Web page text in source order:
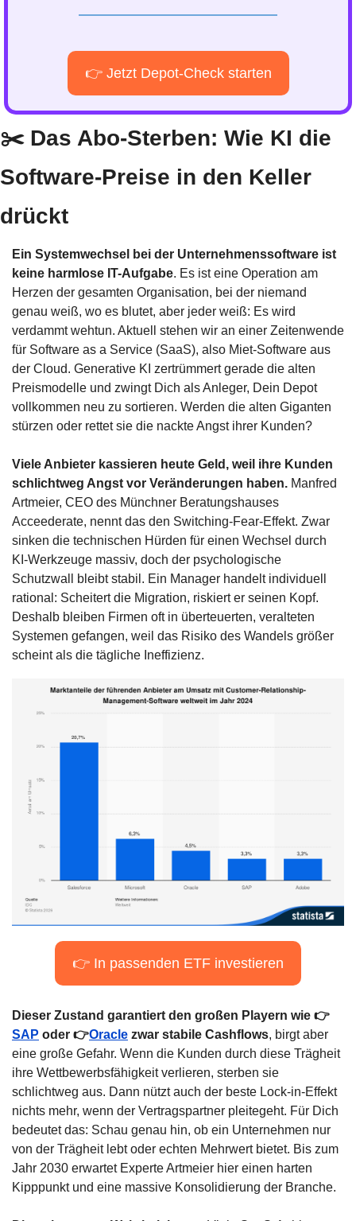
👉 Jetzt Depot-Check starten
✂️ Das Abo-Sterben: Wie KI die
Software-Preise in den Keller
drückt
Ein Systemwechsel bei der Unternehmenssoftware ist
keine harmlose IT-Aufgabe. Es ist eine Operation am
Herzen der gesamten Organisation, bei der niemand
genau weiß, wo es blutet, aber jeder weiß: Es wird
verdammt wehtun. Aktuell stehen wir an einer Zeitenwende
für Software as a Service (SaaS), also Miet-Software aus
der Cloud. Generative KI zertrümmert gerade die alten
Preismodelle und zwingt Dich als Anleger, Dein Depot
vollkommen neu zu sortieren. Werden die alten Giganten
stürzen oder rettet sie die nackte Angst ihrer Kunden?
Viele Anbieter kassieren heute Geld, weil ihre Kunden
schlichtweg Angst vor Veränderungen haben. Manfred
Artmeier, CEO des Münchner Beratungshauses
Acceederate, nennt das den Switching-Fear-Effekt. Zwar
sinken die technischen Hürden für einen Wechsel durch
KI-Werkzeuge massiv, doch der psychologische
Schutzwall bleibt stabil. Ein Manager handelt individuell
rational: Scheitert die Migration, riskiert er seinen Kopf.
Deshalb bleiben Firmen oft in überteuerten, veralteten
Systemen gefangen, weil das Risiko des Wandels größer
scheint als die tägliche Ineffizienz.
👉 In passenden ETF investieren
Dieser Zustand garantiert den großen Playern wie 👉
SAP oder 👉Oracle zwar stabile Cashflows, birgt aber
eine große Gefahr. Wenn die Kunden durch diese Trägheit
ihre Wettbewerbsfähigkeit verlieren, sterben sie
schlichtweg aus. Dann nützt auch der beste Lock-in-Effekt
nichts mehr, wenn der Vertragspartner pleitegeht. Für Dich
bedeutet das: Schau genau hin, ob ein Unternehmen nur
von der Trägheit lebt oder echten Mehrwert bietet. Bis zum
Jahr 2030 erwartet Experte Artmeier hier einen harten
Kipppunkt und eine massive Konsolidierung der Branche.